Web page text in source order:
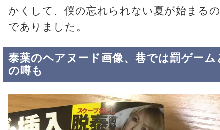
かくして、僕の忘れられない夏が始まるの
でありました。
泰葉のヘアヌード画像、巷では罰ゲーム
の噂も